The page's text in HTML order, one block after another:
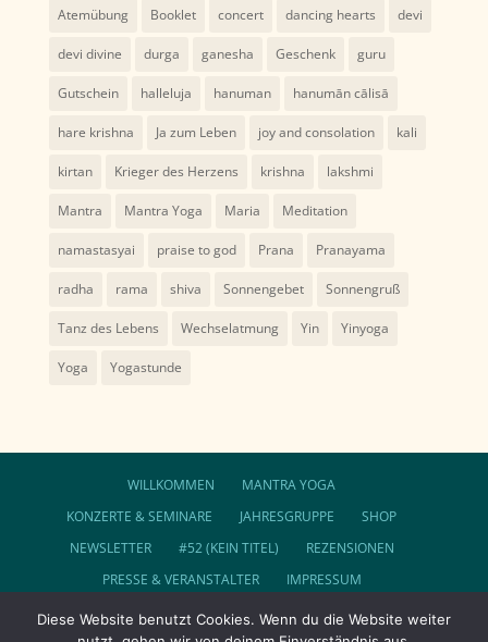
Atemübung Booklet concert dancing hearts devi
devi divine durga ganesha Geschenk guru
Gutschein halleluja hanuman hanumān cālisā
hare krishna Ja zum Leben joy and consolation kali
kirtan Krieger des Herzens krishna lakshmi
Mantra Mantra Yoga Maria Meditation
namastasyai praise to god Prana Pranayama
radha rama shiva Sonnengebet Sonnengruß
Tanz des Lebens Wechselatmung Yin Yinyoga
Yoga Yogastunde
WILLKOMMEN
MANTRA YOGA
KONZERTE & SEMINARE
JAHRESGRUPPE
SHOP
NEWSLETTER
#52 (KEIN TITEL)
REZENSIONEN
PRESSE & VERANSTALTER
IMPRESSUM
DATENSCHUTZ
Diese Website benutzt Cookies. Wenn du die Website weiter